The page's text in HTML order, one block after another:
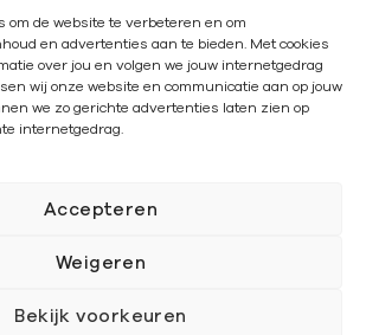
om de website te verbeteren en om
en advertenties aan te bieden. Met cookies
over jou en volgen we jouw internetgedrag
wij onze website en communicatie aan op jouw
we zo gerichte advertenties laten zien op
internetgedrag.
Accepteren
Weigeren
Bekijk voorkeuren